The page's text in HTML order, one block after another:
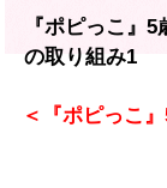
『ポピっこ』
の取り組み1
＜『ポピっこ